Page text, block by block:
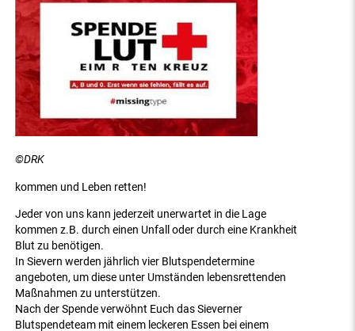
©DRK
kommen und Leben retten!
Jeder von uns kann jederzeit unerwartet in die Lage
kommen z.B. durch einen Unfall oder durch eine Krankheit
Blut zu benötigen.
In Sievern werden jährlich vier Blutspendetermine
angeboten, um diese unter Umständen lebensrettenden
Maßnahmen zu unterstützen.
Nach der Spende verwöhnt Euch das Sieverner
Blutspendeteam mit einem leckeren Essen bei einem